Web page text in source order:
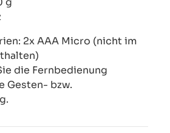
2x AAA Micro (nicht im
die Fernbedienung
Gesten- bzw.